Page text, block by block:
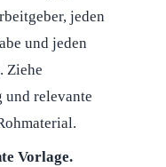
jeden
und jeden
Ziehe
relevante
Vorlage.